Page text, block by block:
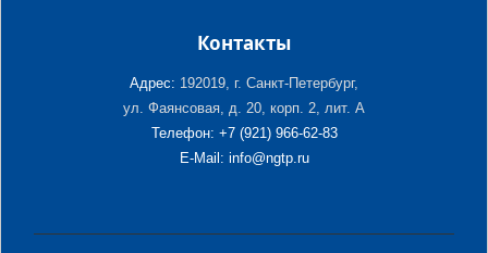
Контакты
Адрес: 192019, г. Санкт-Петербург,
ул. Фаянсовая, д. 20, корп. 2, лит. А
Телефон: +7 (921) 966-62-83
E-Mail: info@ngtp.ru